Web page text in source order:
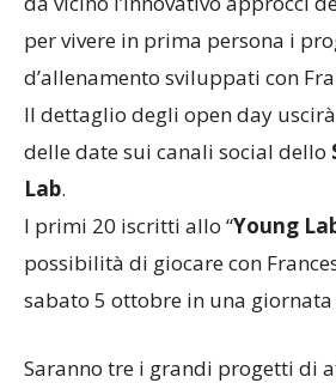
per vivere in prima persona i
d’allenamento sviluppati con
Il dettaglio degli open day
delle date sui canali social dello
Lab.
I primi 20 iscritti allo “Young
possibilità di giocare con
sabato 5 ottobre in una
Saranno tre i grandi progetti di